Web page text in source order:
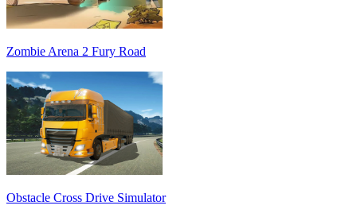
Zombie Arena 2 Fury Road
Obstacle Cross Drive Simulator